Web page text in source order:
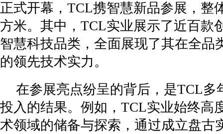
正式开幕，TCL携智慧新品参展，整
方米。其中，TCL实业展示了近百款
智慧科技品类，全面展现了其在全品
的领先技术实力。
在参展亮点纷呈的背后，是TCL多
投入的结果。例如，TCL实业始终高
术领域的储备与探索，通过成立盘古